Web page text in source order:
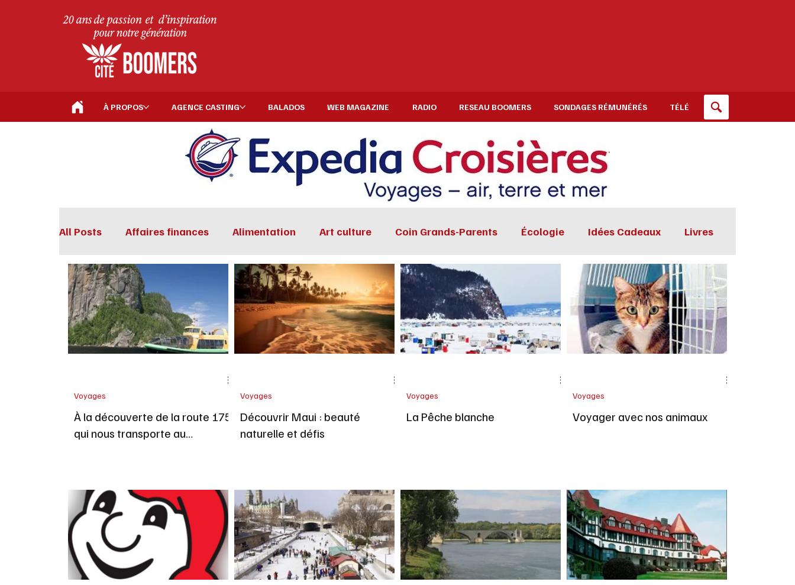
À PROPOS AGENCE CASTING BALADOS WEB MAGAZINE RADIO RESEAU BOOMERS SONDAGES RÉMUNÉRÉS TÉLÉ
All Posts Affaires finances Alimentation Art culture Coin Grands-Parents Écologie Idées Cadeaux Livres
Musique Sexualité Sports loisirs Voyages Bien-Être Maison Vins Alcools
Technologie Concours Nouvelles
À la découverte de la route 175
qui nous transporte au
Voyages
Découvrir Maui : beauté
naturelle et défis
Voyages
La Pêche blanche
Voyages
Voyager avec nos animaux
Voyages